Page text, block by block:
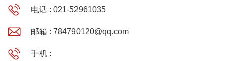
电话 : 021-52961035
邮箱 : 784790120@qq.com
手机 :